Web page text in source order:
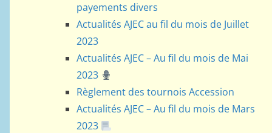
payements divers
Actualités AJEC au fil du mois de Juillet
2023
Actualités AJEC – Au fil du mois de Mai
2023
Règlement des tournois Accession
Actualités AJEC – Au fil du mois de Mars
2023